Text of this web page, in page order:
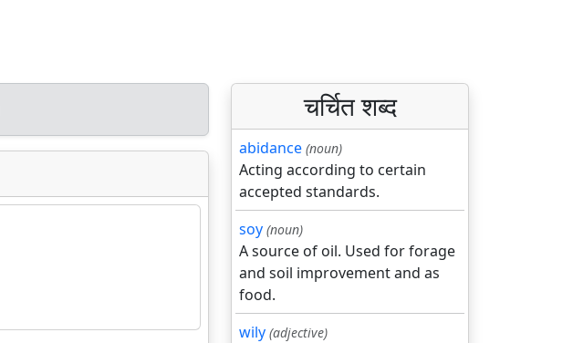
चर्चित शब्द
abidance (noun)
Acting according to certain
accepted standards.
soy (noun)
A source of oil. Used for forage
and soil improvement and as
food.
wily (adjective)